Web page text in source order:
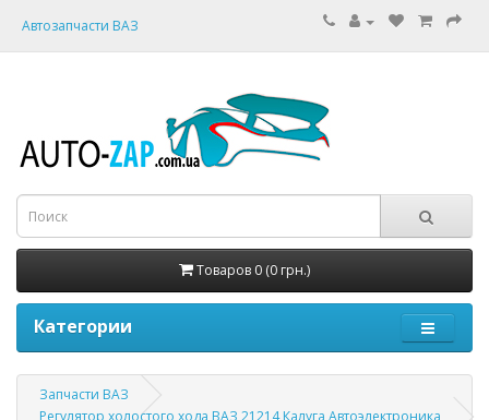
Автозапчасти ВАЗ
Товаров 0 (0 грн.)
Категории
Запчасти ВАЗ
Регулятор холостого хода ВАЗ 21214 Калуга Автоэлектроника